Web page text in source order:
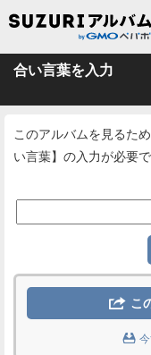
合い言葉を入力
このアルバムを見るた
い言葉】の入力が必要で
 こ
